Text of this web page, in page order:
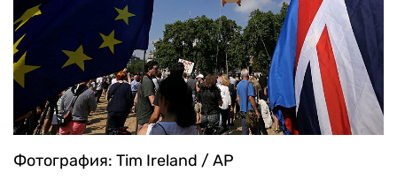
Фотография: Tim Ireland / AP